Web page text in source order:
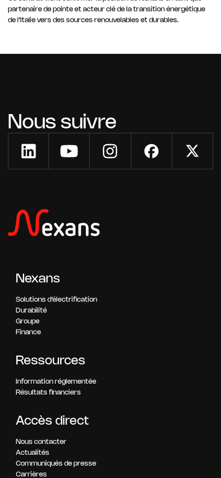
partenaire de pointe et acteur clé de la transition énergétique
de l’Italie vers des sources renouvelables et durables.
Nous suivre
Nexans
Solutions d’électrification
Durabilité
Groupe
Finance
Ressources
Information réglementée
Résultats financiers
Accès direct
Nous contacter
Actualités
Communiqués de presse
Carrières